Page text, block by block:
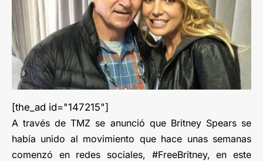
[the_ad id="147215"]
A través de TMZ se anunció que Britney Spears se
había unido al movimiento que hace unas semanas
comenzó en redes sociales, #FreeBritney, en este